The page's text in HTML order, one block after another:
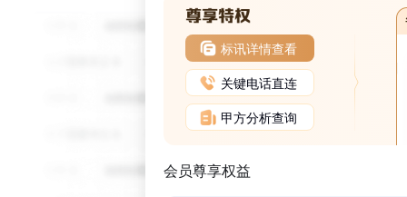
标讯详情查看
关键电话直连
甲方分析查询
会员尊享权益